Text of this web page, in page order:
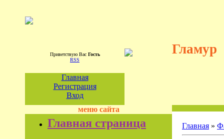
Приветствую Вас Гость
RSS
Гламур
Главная
Регистрация
Вход
меню сайта
Главная страница
Главная »